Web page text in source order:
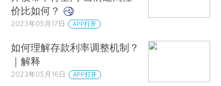
价比如何？
2023年05月17日 APP打开
如何理解存款利率调整机制？
｜解释
2023年05月16日 APP打开